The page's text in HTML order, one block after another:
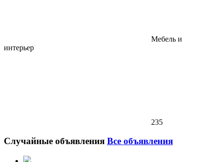
Мебель и
интерьер
235
Случайные объявления Все объявления